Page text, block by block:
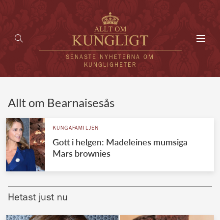
SENASTE NYHETERNA OM
KUNGLIGHETER
UTLÄNDSKT
VÄRLDENS KUNGAHUS
Brittiska kungahuset
Allt om Bearnaisesås
KUNGAFAMILJEN
Gott i helgen: Madeleines mumsiga
Mars brownies
Hetast just nu